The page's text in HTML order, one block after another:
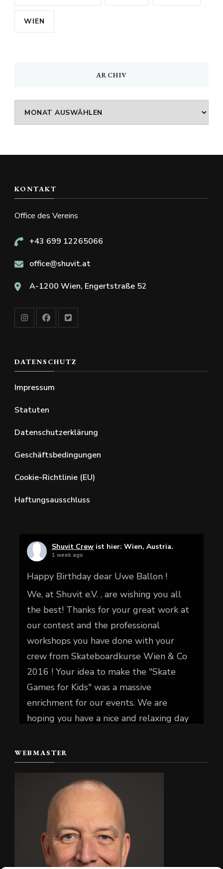
WIEN
ARCHIV
Archiv
KONTAKT
Office des Vereins
+43 699 12265066
office@shuvit.at
A-1200 Wien, Engertstraße 52
DATENSCHUTZ
Impressum
Statuten
Datenschutzerklärung
Geschäftsbedingungen
Cookie-Richtlinie (EU)
Haftungsausschluss
Shuvit Crew ist hier: Wien, Austria.
1 week ago
Happy Birthday dear Uwe Ballon !
We, at Shuvit e.V. , are wishing you all
the best! Thanks for your great work at
our contest and the professional
workshops you have done with your
crew from Skateboardkurse Wien & Co
2016 ! Your idea to make the "Skate
Games for Kids" was a massive
enrichment for our events. We are
hoping you have a nice and relaxing day
📷 Christian Reiter
#skate4fun # ...
Foto
Auf Facebook anzeigen Teilen
WEBMASTER